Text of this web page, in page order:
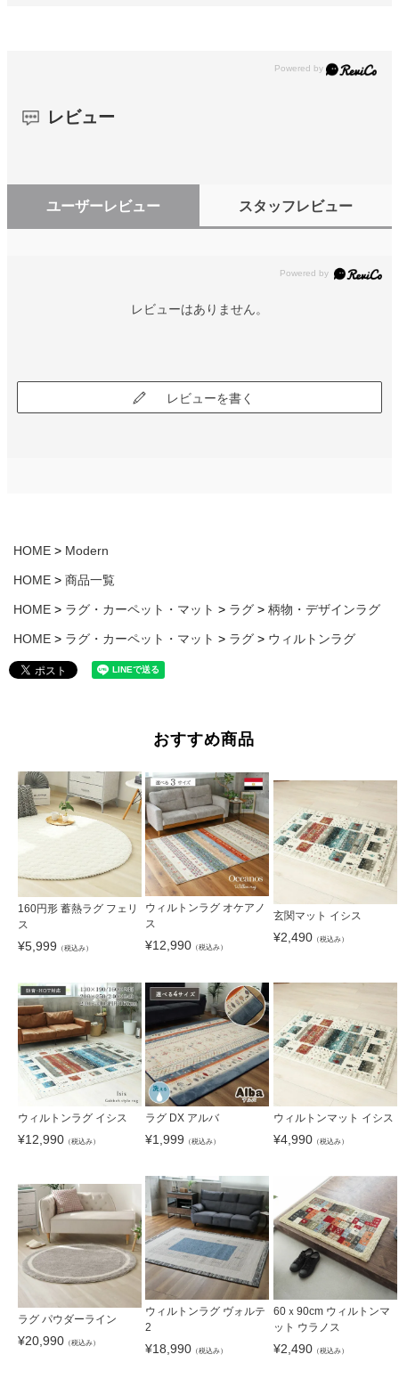
レビュー
ユーザーレビュー スタッフレビュー
レビューはありません。
レビューを書く
HOME Modern
HOME 商品一覧
HOME ラグ・カーペット・マット ラグ 柄物・デザインラグ
HOME ラグ・カーペット・マット ラグ ウィルトンラグ
おすすめ商品
160円形 蓄熱ラグ フェリ
ス
¥5,999 （税込み）
ウィルトンラグ オケアノ
ス
¥12,990 （税込み）
玄関マット イシス
¥2,490（税込み）
ウィルトンラグ イシス
¥12,990 （税込み）
ラグ DX アルバ
¥1,999 （税込み）
ウィルトンマット イシス
¥4,990（税込み）
ラグ パウダーライン
¥20,990 （税込み）
ウィルトンラグ ヴォルテ
2
¥18,990 （税込み）
60ｘ90cm ウィルトンマ
ット ウラノス
¥2,490（税込み）